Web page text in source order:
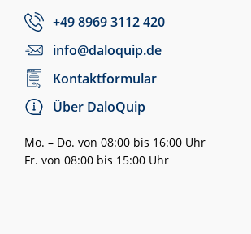
+49 8969 3112 420
info@daloquip.de
Kontaktformular
Über DaloQuip
Mo. – Do. von 08:00 bis 16:00 Uhr
Fr. von 08:00 bis 15:00 Uhr